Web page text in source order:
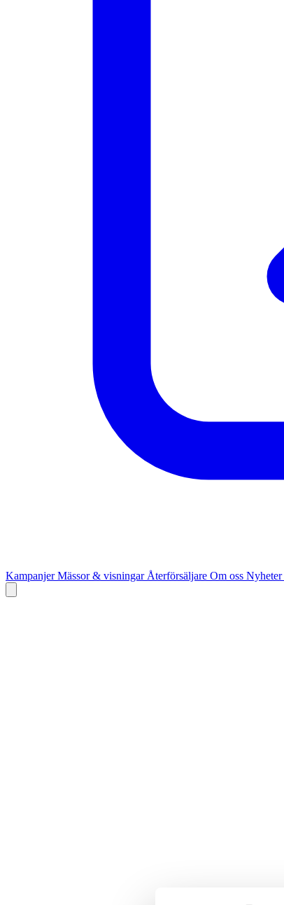
KampanjerMässor & visningar Återförsäljare Om oss Nyheter